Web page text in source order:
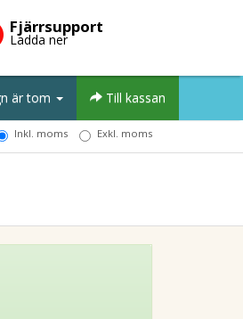
Fjärrsupport
Ladda ner
är tom Till kassan
Inkl. moms Exkl. moms